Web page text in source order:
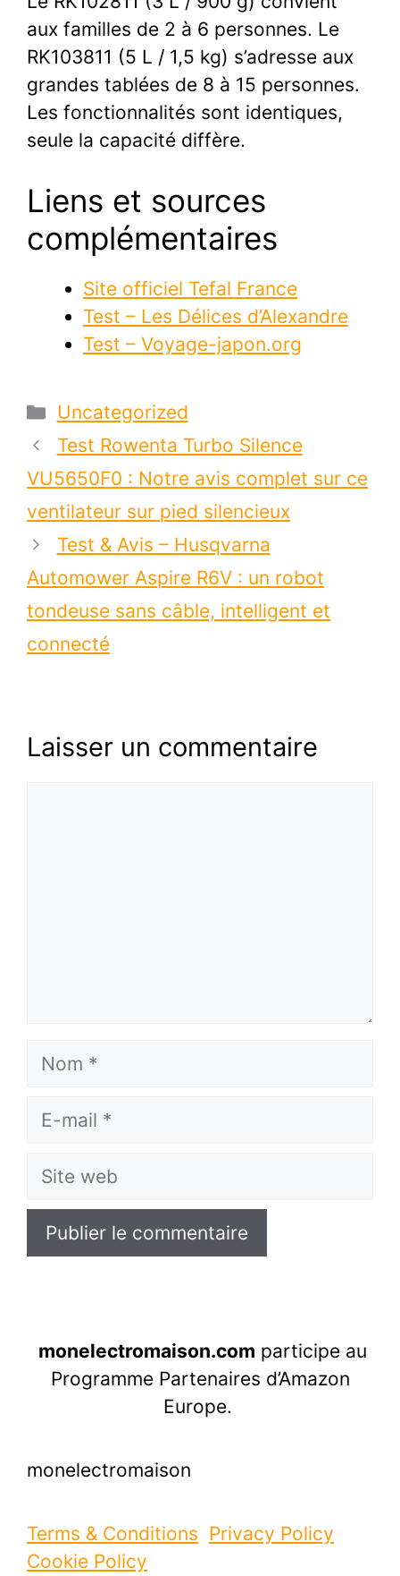
aux familles de 2 à 6 personnes. Le
RK103811 (5 L / 1,5 kg) s’adresse aux
grandes tablées de 8 à 15 personnes.
Les fonctionnalités sont identiques,
seule la capacité diffère.
Liens et sources
complémentaires
Site officiel Tefal France
Test – Les Délices d’Alexandre
Test – Voyage-japon.org
Catégories
Uncategorized
Test Rowenta Turbo Silence
VU5650F0 : Notre avis complet sur ce
ventilateur sur pied silencieux
Test & Avis – Husqvarna
Automower Aspire R6V : un robot
tondeuse sans câble, intelligent et
connecté
Laisser un commentaire
Nom
E-
Site
monelectromaison.com participe au
Programme Partenaires d’Amazon
Europe.
monelectromaison
Terms & Conditions Privacy Policy
Cookie Policy